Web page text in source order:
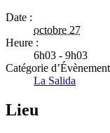
Date :
octobre 27
Heure :
6h03 - 9h03
Catégorie
La Salida
Lieu